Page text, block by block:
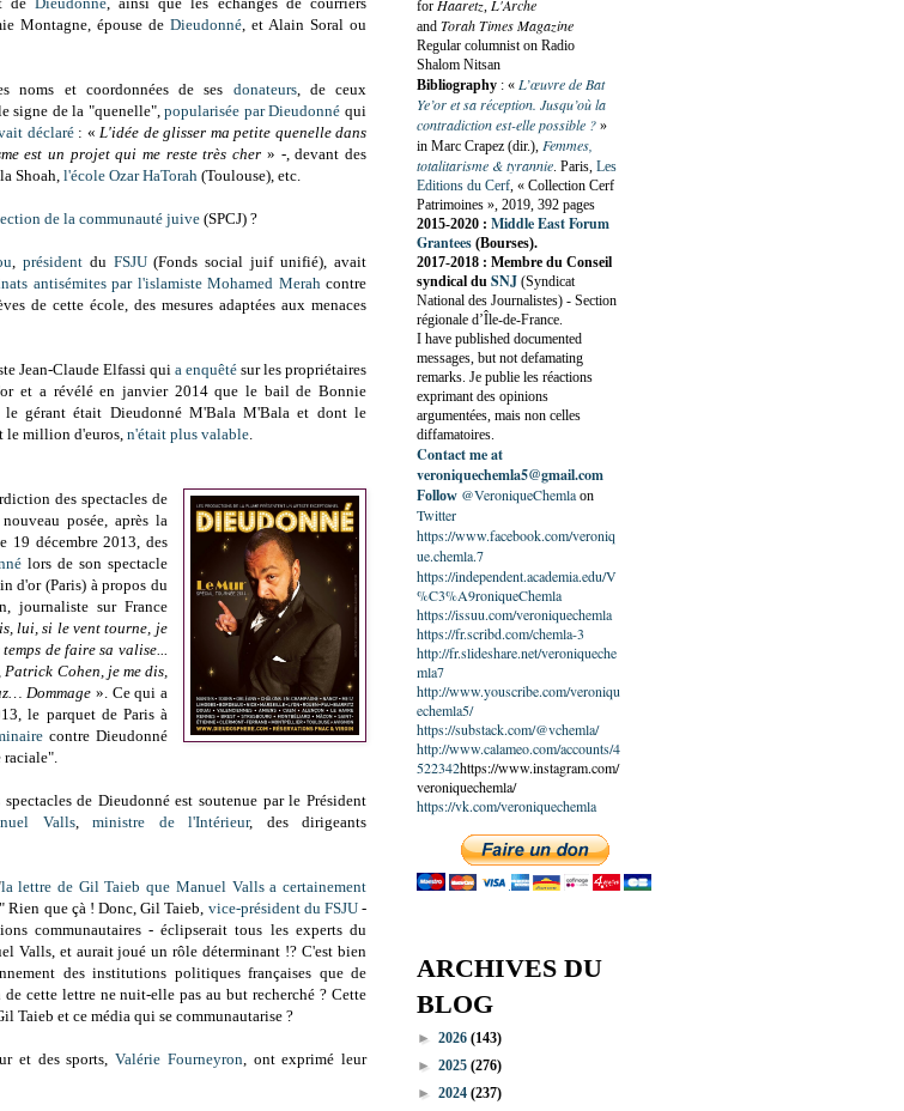
Montagne, épouse de Dieudonné, et Alain Soral ou
noms et coordonnées de ses donateurs, de ceux
signe de la "quenelle",popularisée par Dieudonné qui
déclaré: « L'idée de glisser ma petite quenelle dans
est un projet qui me reste très cher » -, devant des
Shoah, l'école Ozar HaTorah (Toulouse), etc.
de la communauté juive (SPCJ) ?
, présidentdu FSJU(Fonds social juif unifié), avait
antisémites par l'islamiste Mohamed Merahcontre
de cette école, des mesures adaptées aux menaces
Jean-Claude Elfassi quia enquêté sur les propriétaires
et a révélé en janvier 2014 que le bail de Bonnie
le gérant était Dieudonné M'Bala M'Bala et dont le
le million d'euros,n'était plus valable.
des spectacles de
posée, après la
19 décembre 2013, des
lors de son spectacle
d'or (Paris) à propos du
journaliste sur France
lui, si le vent tourne, je
de faire sa valise...
Cohen, je me dis,
Dommage ». Ce qui a
le parquet de Paris à
contre Dieudonné
raciale".
de Dieudonné est soutenue par le Président
Valls, ministre de l'Intérieur, des dirigeants
la lettre de Gil Taieb que Manuel Valls a certainement
" Rien que çà ! Donc, Gil Taieb, vice-président du FSJU-
communautaires - éclipserait tous les experts du
Valls, et aurait joué un rôle déterminant !? C'est bien
des institutions politiques françaises que de
cette lettre ne nuit-elle pas au but recherché ? Cette
Taieb et ce média qui se communautarise ?
et des sports,Valérie Fourneyron, ont exprimé leur
for Haaretz, L'Arche
and Torah Times Magazine
Regular columnist on Radio
Shalom Nitsan
Bibliography : « L’œuvre de Bat
Ye’or et sa réception. Jusqu’où la
contradiction est-elle possible ? »
in Marc Crapez (dir.), Femmes,
totalitarisme & tyrannie. Paris, Les
Editions du Cerf, « Collection Cerf
Patrimoines », 2019, 392 pages
2015-2020 : Middle East Forum
Grantees (Bourses).
2017-2018 : Membre du Conseil
syndical du SNJ (Syndicat
National des Journalistes) - Section
régionale d’Île-de-France.
I have published documented
messages, but not defamating
remarks. Je publie les réactions
exprimant des opinions
argumentées, mais non celles
diffamatoires.
Contact me at
veroniquechemla5@gmail.com
Follow @VeroniqueChemlaon
Twitter
https://www.facebook.com/veroniq
ue.chemla.7
https://independent.academia.edu/V
%C3%A9roniqueChemla
https://issuu.com/veroniquechemla
https://fr.scribd.com/chemla-3
http://fr.slideshare.net/veroniqueche
mla7
http://www.youscribe.com/veroniqu
echemla5/
https://substack.com/@vchemla/
http://www.calameo.com/accounts/4
522342https://www.instagram.com/
veroniquechemla/
https://vk.com/veroniquechemla
ARCHIVES DU
BLOG
► 2026 (143)
► 2025 (276)
► 2024 (237)